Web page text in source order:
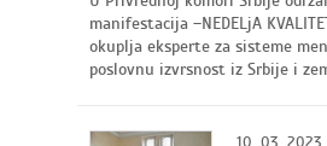
manifestacija –NEDELjA
okuplja eksperte za sisteme
poslovnu izvrsnost iz Srbije i